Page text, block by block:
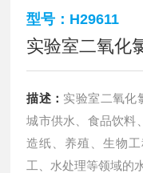
型号：H29611
实验室二氧化
描述： 实验室二氧化
城市供水、食品饮料
造纸、养殖、生物
工、水处理等领域的